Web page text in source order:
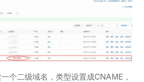
个二级域名，类型设置成CNAME，